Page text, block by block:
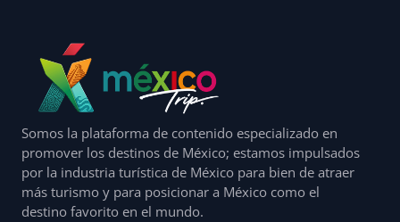
Somos la plataforma de contenido especializado en
promover los destinos de México; estamos impulsados
por la industria turística de México para bien de atraer
más turismo y para posicionar a México como el
destino favorito en el mundo.